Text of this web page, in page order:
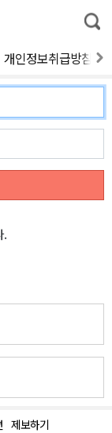
통
합
색
개인정보취급방침
.
제보하기